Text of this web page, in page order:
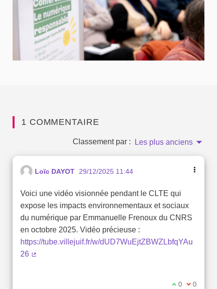
1 COMMENTAIRE
Classement par : Les plus anciens
Loïc DAYOT 29/12/2025 11:44
Voici une vidéo visionnée pendant le CLTE qui
expose les impacts environnementaux et sociaux
du numérique par Emmanuelle Frenoux du CNRS
en octobre 2025. Vidéo précieuse :
https://tube.villejuif.fr/w/dUD7WuEjtZBWZLbfqYAu
26
Je suis
0 Je ne
0